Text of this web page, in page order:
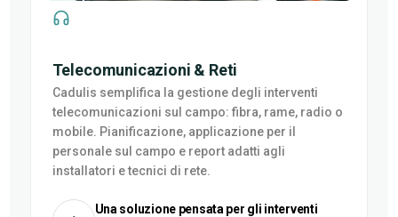
Telecomunicazioni & Reti
Cadulis semplifica la gestione degli interventi
telecomunicazioni sul campo: fibra, rame, radio o
mobile. Pianificazione, applicazione per il
personale sul campo e report adatti agli
installatori e tecnici di rete.
Una soluzione pensata per gli interventi